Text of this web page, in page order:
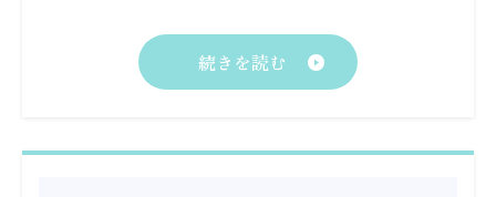
続きを読む